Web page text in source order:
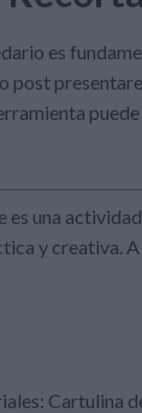
es
post
una
y creativa.
Cartulina